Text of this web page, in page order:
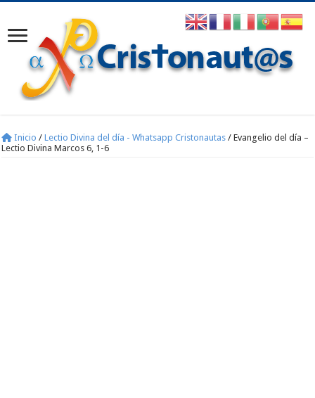
Inicio / Lectio Divina del día - Whatsapp Cristonautas / Evangelio del día –
Lectio Divina Marcos 6, 1-6